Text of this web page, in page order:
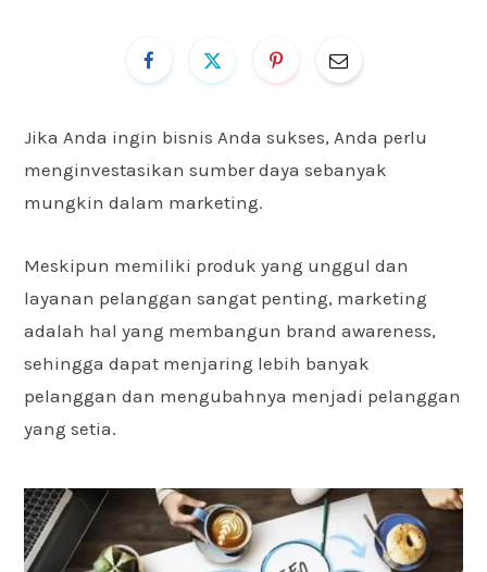
Jika Anda ingin bisnis Anda sukses, Anda perlu
menginvestasikan sumber daya sebanyak
mungkin dalam marketing.
Meskipun memiliki produk yang unggul dan
layanan pelanggan sangat penting, marketing
adalah hal yang membangun brand awareness,
sehingga dapat menjaring lebih banyak
pelanggan dan mengubahnya menjadi pelanggan
yang setia.